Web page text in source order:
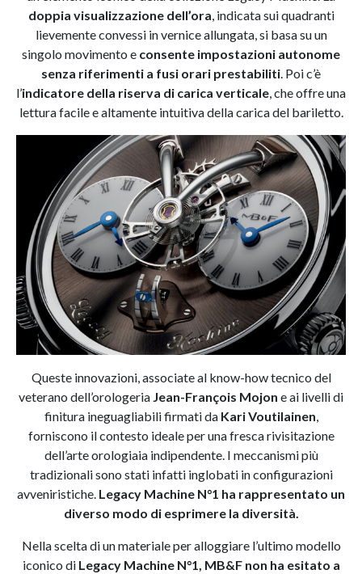
doppia visualizzazione dell’ora, indicata sui quadranti
lievemente convessi in vernice allungata, si basa su un
singolo movimento e consente impostazioni autonome
senza riferimenti a fusi orari prestabiliti. Poi c’è
l’indicatore della riserva di carica verticale, che offre una
lettura facile e altamente intuitiva della carica del bariletto.
Queste innovazioni, associate al know-how tecnico del
veterano dell’orologeria Jean-François Mojon e ai livelli di
finitura ineguagliabili firmati da Kari Voutilainen,
forniscono il contesto ideale per una fresca rivisitazione
dell’arte orologiaia indipendente. I meccanismi più
tradizionali sono stati infatti inglobati in configurazioni
avveniristiche. Legacy Machine N°1 ha rappresentato un
diverso modo di esprimere la diversità.
Nella scelta di un materiale per alloggiare l’ultimo modello
iconico di Legacy Machine N°1, MB&F non ha esitato a